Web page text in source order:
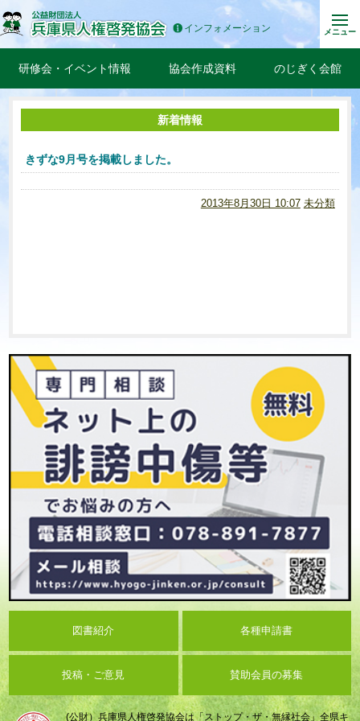
インフォメーション メニュー
研修会・イベント情報 協会作成資料 のじぎく会館
新着情報
きずな9月号を掲載しました。
2013年8月30日 10:07 未分類
図書紹介 各種申請書
投稿・ご意見 賛助会員の募集
(公財）兵庫県人権啓発協会は「ストップ・ザ・無縁社会」全県キ